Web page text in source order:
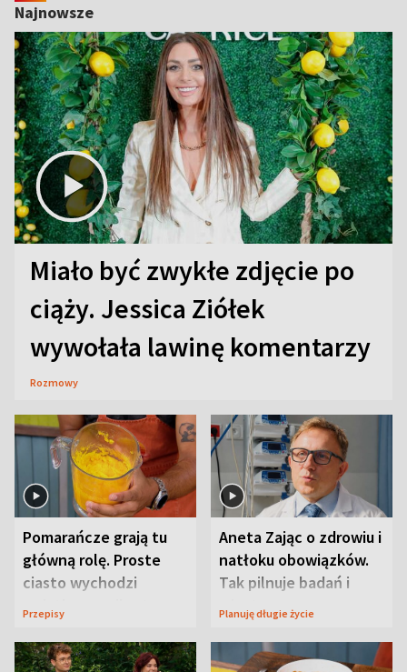
Najnowsze
Miało być zwykłe zdjęcie po
ciąży. Jessica Ziółek
wywołała lawinę komentarzy
Rozmowy
Pomarańcze grają tu
główną rolę. Proste
ciasto wychodzi
wyjątkowo wilgotne
Przepisy
Aneta Zając o zdrowiu i
natłoku obowiązków.
Tak pilnuje badań i
wizyt
Planuję długie życie